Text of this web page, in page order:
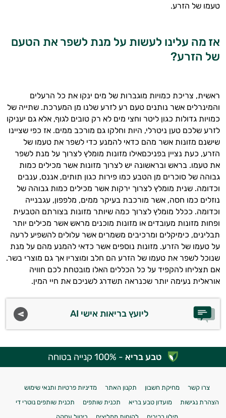
טעמו של הזרע.
אז מה עלינו לעשות על מנת לשפר את הטעם
של הזרע?
ראשית, צריכת כמויות מוגברות של מים ינקו את כל הרעלים
והמינרלים אשר נותנים טעם רע לזרע שלנו מן המערכת. שתייה של
כמויות גדולות כגון ליטר וחצי מים לא רק טובים לגוף, אלא גם יעניקו
לזרע שלכם טען ניטרלי, היות וחלקו גם מורכב ממים. אז כפי שציינו
שישנם מזונות אשר מהם כדאי להמנע כדי לשפר את טעמו של
הזרע, כעת נציין בפניכםאילו מזונות מומלץ לצרוך על מנת לשפר
את טעמו. בראש ובראשונה יש לצרוך מזונות אשר מכילים כמות
גבוהה של סוכרים מן הטבע כמו פירות כגון תותים, אננס, ענבים
וכדומה. שנית מומלץ לצרוך ירקות אשר מכילים כמות גבוהה של
נוזלים כמו חסה, אשר מורכבת בעיקר ממים, מלפפון, עגבנייה
וכדומה. ככלל מומלץ לצרוך כמה שיותר מזונות בצורתם הטבעית
ופחות מזונות מעובדים או מזונות מוכנים מראש אשר מכילים יותר
תבלינים, כימיקלים ומרכיבים משמרים אשר עלולים להשפיע לרעה
על טעמו של הזרע. מזונות נוספים אשר כדאי להמנע מהם על מנת
שנוכל לשפר את טעמו של הזרע הם חלב ומוצריו אך גם מוצרי בשר.
אם תצליחו להקפיד על כל הכללים האלו מובטחת לכם חוויה
אוראלית נעימה יותר שכנראה תשדרג לשניכם את חיי המין.
ליועץ בריאות אישי AI
טבע בריא - 100% קנייה בטוחה
צרו קשר מחיקת חשבון תקנון האתר
מדיניות פרטיות ותנאי שימוש
הצהרת נגישות
מועדון טבע בריא תכנית שותפים
תכנית שותפים נוטרי די